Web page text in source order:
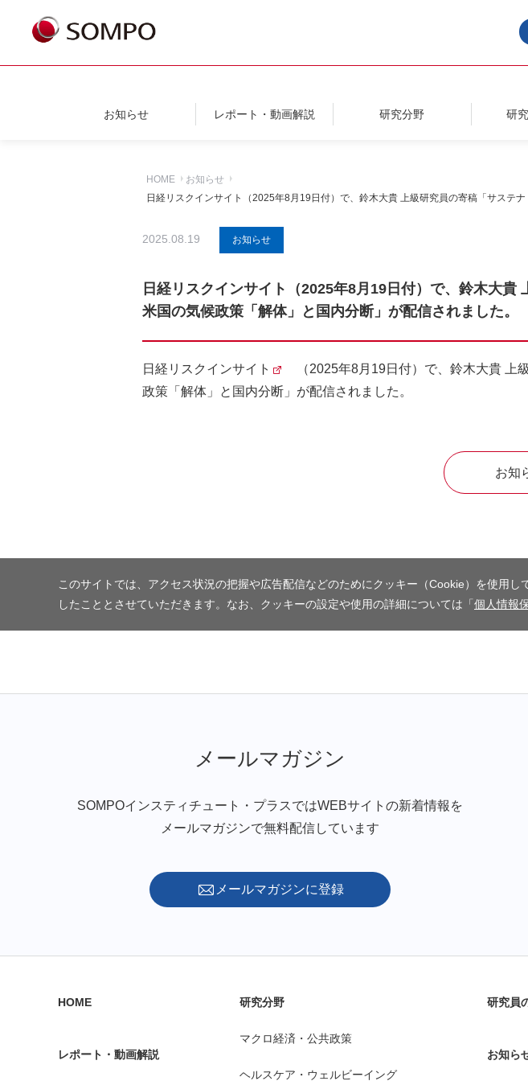
お知らせ レポート・動画解説 研究分野 研
HOME
お知らせ
日経リスクインサイト（2025年8月19日付）で、鈴木大貴 上級研究員の寄稿「サステ
2025.08.19 お知らせ
日経リスクインサイト（2025年8月19日付）で、鈴木大
米国の気候政策「解体」と国内分断」が配信されました。
日経リスクインサイト
（2025年8月19日付）で、鈴木大貴
政策「解体」と国内分断」が配信されました。
お知
このサイトでは、アクセス状況の把握や広告配信などのためにクッキー（Cookie）を使用
したこととさせていただきます。なお、クッキーの設定や使用の詳細については「 個人情報
メールマガジン
SOMPOインスティチュート・プラスではWEBサイトの新着情報を
メールマガジンで無料配信しています
メールマガジンに登録
HOME
レポート・動画解説
研究分野
マクロ経済・公共政策
ヘルスケア・ウェルビーイング
研究員
お知ら